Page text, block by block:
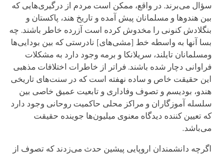
سؤال می‌برند. در واقع، ممکن است مردم از درگیری‌هایی که
بین هندوها و مسلمانان پیش آمده و تاریخ هند، پاکستان و
بنگلادش کنونی را مخدوش کرده است آزرده خاطر باشند. چه
بسا آنها به واسطه خط [مشی‌های] نادرستی که بین بودایی‌ها
ومسلمانان تایلند، سریلانکا و برمه وجود دارد به مشکلات
فراوانی دچار شده‌ باشند. فراتر از خاطرات اختلافات مذهبی
این حقیقت خاص و ساده نهفته است که در سنت‌های تاریخی
هندو، بودیسم و تصوف وفاداری و تابعیت عمیق خاصی بین
سلسله آموزگاران و مراکز محلی حاکمیت روحانی وجود دارد
که تعیین کننده دیدگاه معنوی میلیون‌ها جوینده حقیقت
می‌باشد.
اگرچه دانشمندان اروپایی پیشین حدث می‌زدند که تصوف از